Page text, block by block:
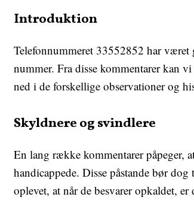
Introduktion
Telefonnummeret 33552852 har været
nummer. Fra disse kommentarer kan
ned i de forskellige observationer og
Skyldnere og svindlere
En lang række kommentarer påpeger,
handicappede. Disse påstande bør
oplevet, at når de besvarer opkaldet,